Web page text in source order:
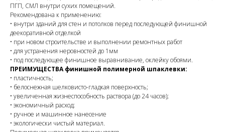
ПГП, СМЛ внутри сухих помещений.
Рекомендована к применению:
• внутри зданий для стен и потолков перед последующей финишной
деекоративной отделкой
• при новом строительстве и выполнении ремонтных работ
• для устранения неровностей до 1мм
• под последующее финишное выравнивание, оклейку обоями.
ПРЕИМУЩЕСТВА финишной полимерной шпаклевки:
• пластичность;
• белоснежная шелковисто-гладкая поверхность;
• увеличенная жизнеспособность раствора (до 24 часов);
• экономичный расход;
• ручное и машинное нанесение
• экологически чистый материал.